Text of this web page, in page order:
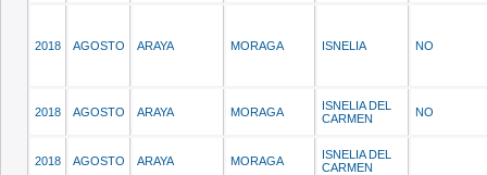
2018 AGOSTO ARAYA MORAGA ISNELIA NO
2018 AGOSTO ARAYA MORAGA
ISNELIA DEL
CARMEN
NO
2018 AGOSTO ARAYA MORAGA
ISNELIA DEL
CARMEN